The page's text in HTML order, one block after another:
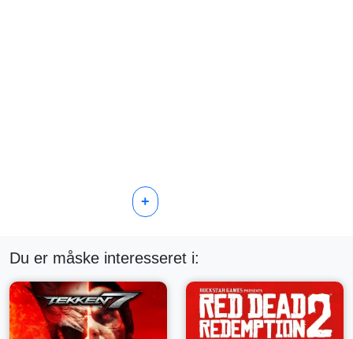
+
Du er måske interesseret i: